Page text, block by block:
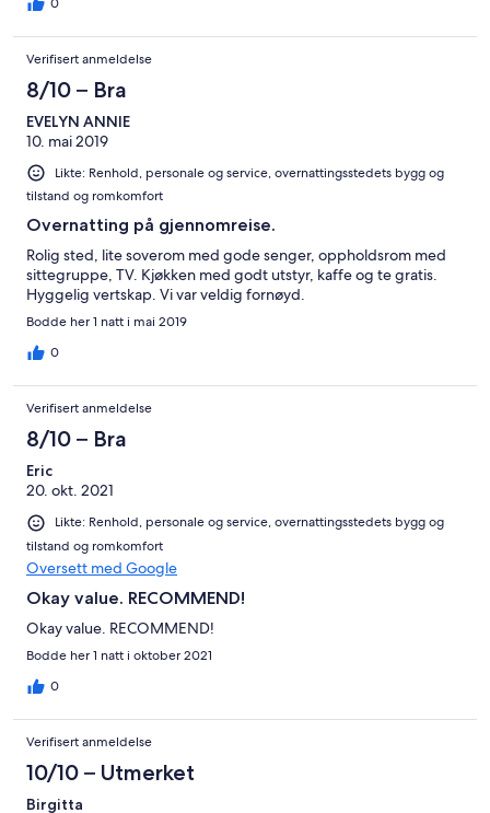
mat eller drikke. Dette var en brakke lignende hus, med flere
gå på smilekurs og være glad for at noen vil stikke innom.
0
Verifisert anmeldelse
8/10 – Bra
EVELYN ANNIE
10. mai 2019
Likte: Renhold, personale og service, overnattingsstedets bygg og
tilstand og romkomfort
Overnatting på gjennomreise.
Rolig sted, lite soverom med gode senger, oppholdsrom med
sittegruppe, TV. Kjøkken med godt utstyr, kaffe og te gratis.
Hyggelig vertskap. Vi var veldig fornøyd.
Bodde her 1 natt i mai 2019
0
Verifisert anmeldelse
8/10 – Bra
Eric
20. okt. 2021
Likte: Renhold, personale og service, overnattingsstedets bygg og
tilstand og romkomfort
Oversett med Google
Okay value. RECOMMEND!
Okay value. RECOMMEND!
Bodde her 1 natt i oktober 2021
0
Verifisert anmeldelse
10/10 – Utmerket
Birgitta